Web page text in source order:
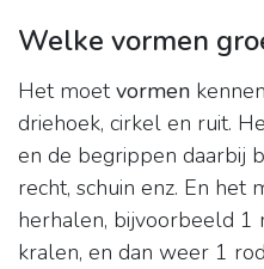
Welke vormen
Het moetvormen
driehoek, cirkel en ruit.
en de begrippen daarbij
recht, schuin enz. En het
herhalen, bijvoorbeeld 1
kralen, en dan weer 1